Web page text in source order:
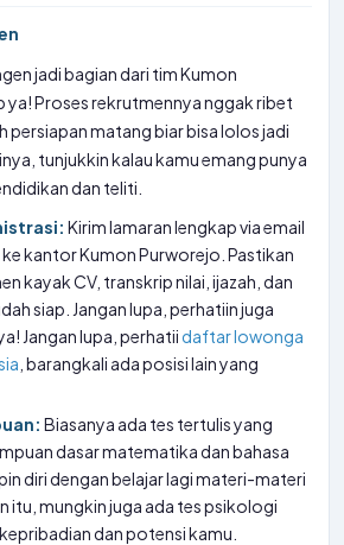
jadi bagian dari tim Kumon
ya! Proses rekrutmennya nggak ribet
matang biar bisa lolos jadi
tunjukkin kalau kamu emang punya
dan teliti.
Kirim lamaran lengkap via email
kantor Kumon Purworejo. Pastikan
kayak CV, transkrip nilai, ijazah, dan
siap. Jangan lupa, perhatiin juga
Jangan lupa, perhatii daftar lowonga
, barangkali ada posisi lain yang
Biasanya ada tes tertulis yang
dasar matematika dan bahasa
diri dengan belajar lagi materi-materi
itu, mungkin juga ada tes psikologi
dan potensi kamu.